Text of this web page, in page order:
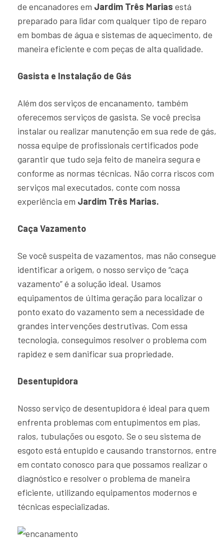
de encanadores em Jardim Três Marias está
preparado para lidar com qualquer tipo de reparo
em bombas de água e sistemas de aquecimento, de
maneira eficiente e com peças de alta qualidade.
Gasista e Instalação de Gás
Além dos serviços de encanamento, também
oferecemos serviços de gasista. Se você precisa
instalar ou realizar manutenção em sua rede de gás,
nossa equipe de profissionais certificados pode
garantir que tudo seja feito de maneira segura e
conforme as normas técnicas. Não corra riscos com
serviços mal executados, conte com nossa
experiência em Jardim Três Marias.
Caça Vazamento
Se você suspeita de vazamentos, mas não consegue
identificar a origem, o nosso serviço de “caça
vazamento” é a solução ideal. Usamos
equipamentos de última geração para localizar o
ponto exato do vazamento sem a necessidade de
grandes intervenções destrutivas. Com essa
tecnologia, conseguimos resolver o problema com
rapidez e sem danificar sua propriedade.
Desentupidora
Nosso serviço de desentupidora é ideal para quem
enfrenta problemas com entupimentos em pias,
ralos, tubulações ou esgoto. Se o seu sistema de
esgoto está entupido e causando transtornos, entre
em contato conosco para que possamos realizar o
diagnóstico e resolver o problema de maneira
eficiente, utilizando equipamentos modernos e
técnicas especializadas.